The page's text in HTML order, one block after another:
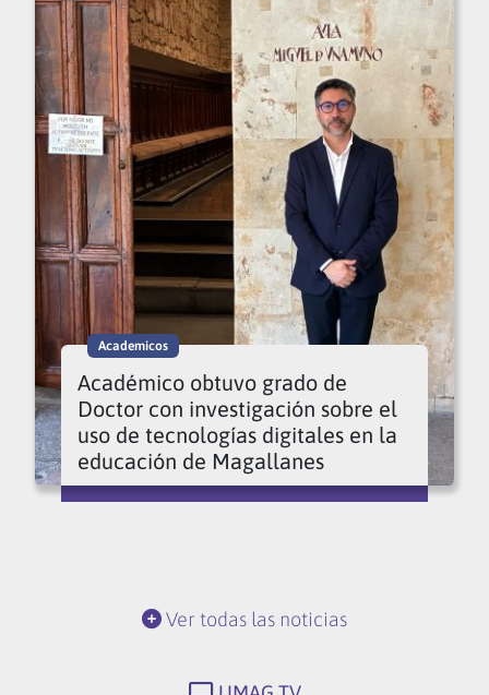
Academicos
Académico obtuvo grado de
Doctor con investigación sobre el
uso de tecnologías digitales en la
educación de Magallanes
Ver todas las noticias